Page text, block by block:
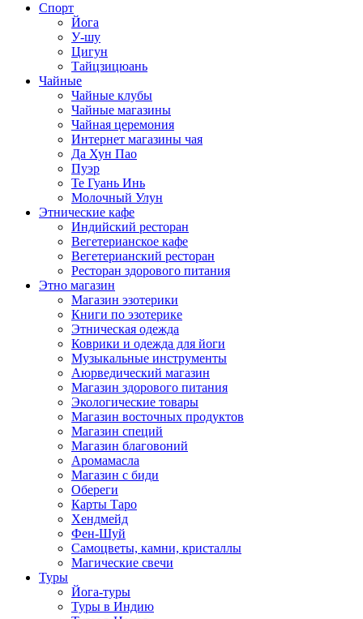
Спорт
Йога
У-шу
Цигун
Тайцзицюань
Чайные
Чайные клубы
Чайные магазины
Чайная церемония
Интернет магазины чая
Да Хун Пао
Пуэр
Те Гуань Инь
Молочный Улун
Этнические кафе
Индийский ресторан
Вегетерианское кафе
Вегетерианский ресторан
Ресторан здорового питания
Этно магазин
Магазин эзотерики
Книги по эзотерике
Этническая одежда
Коврики и одежда для йоги
Музыкальные инструменты
Аюрведический магазин
Магазин здорового питания
Экологические товары
Магазин восточных продуктов
Магазин специй
Магазин благовоний
Аромамасла
Магазин с биди
Обереги
Карты Таро
Хендмейд
Фен-Шуй
Самоцветы, камни, кристаллы
Магические свечи
Туры
Йога-туры
Туры в Индию